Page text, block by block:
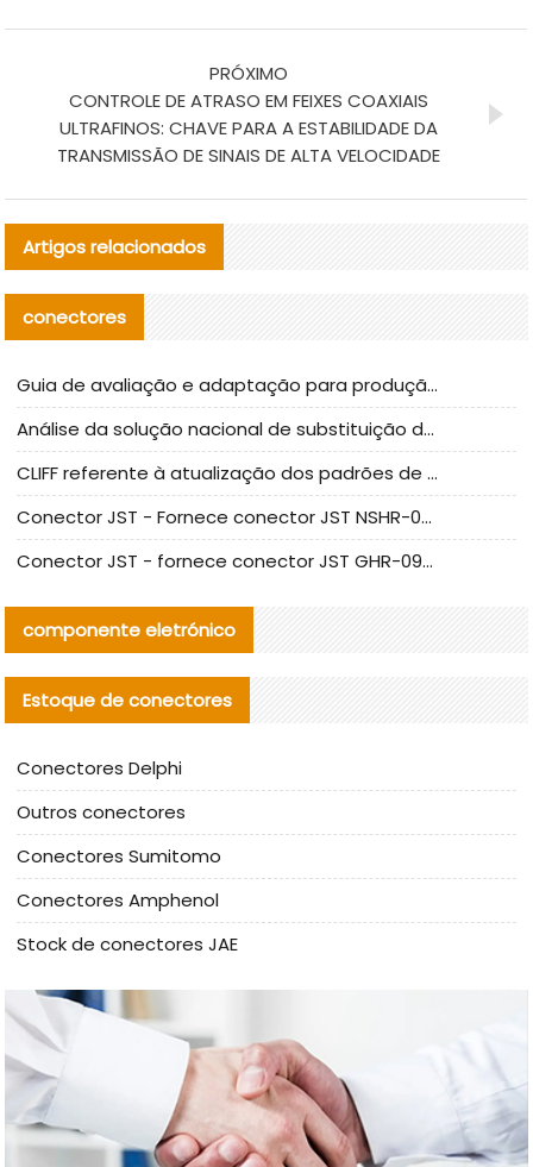
PRÓXIMO
CONTROLE DE ATRASO EM FEIXES COAXIAIS
ULTRAFINOS: CHAVE PARA A ESTABILIDADE DA
TRANSMISSÃO DE SINAIS DE ALTA VELOCIDADE
Artigos relacionados
conectores
Guia de avaliação e adaptação para produção em massa de componentes de cabos nacionais CNC Tech
Análise da solução nacional de substituição da linha de alta frequência I-PEX
CLIFF referente à atualização dos padrões de teste de conectores nacionais
Conector JST - Fornece conector JST NSHR-02V-S original | substituto
Conector JST - fornece conector JST GHR-09V-S autêntico | substituto
componente eletrónico
Estoque de conectores
Conectores Delphi
Outros conectores
Conectores Sumitomo
Conectores Amphenol
Stock de conectores JAE